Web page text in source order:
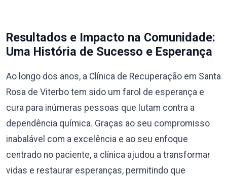
Resultados e Impacto na Comunidade:
Uma História de Sucesso e Esperança
Ao longo dos anos, a Clínica de Recuperação em Santa
Rosa de Viterbo tem sido um farol de esperança e
cura para inúmeras pessoas que lutam contra a
dependência química. Graças ao seu compromisso
inabalável com a excelência e ao seu enfoque
centrado no paciente, a clínica ajudou a transformar
vidas e restaurar esperanças, permitindo que